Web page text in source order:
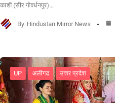
काशी (सीर गोवर्धनपुर)…
By Hindustan Mirror News
UP अलीगढ उत्तर प्रदेश